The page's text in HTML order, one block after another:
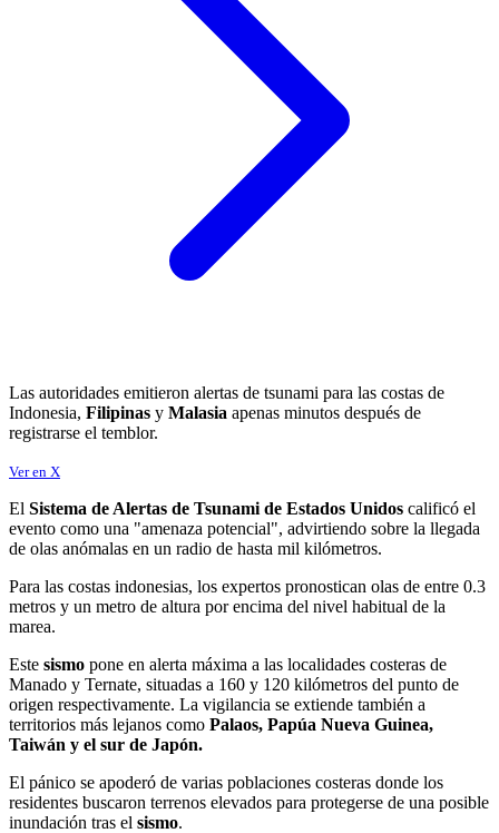
Las autoridades emitieron alertas de tsunami para las costas de
Indonesia, Filipinas y Malasia apenas minutos después de
registrarse el temblor.
Ver en X
El Sistema de Alertas de Tsunami de Estados Unidos calificó el
evento como una "amenaza potencial", advirtiendo sobre la llegada
de olas anómalas en un radio de hasta mil kilómetros.
Para las costas indonesias, los expertos pronostican olas de entre 0.3
metros y un metro de altura por encima del nivel habitual de la
marea.
Este sismo pone en alerta máxima a las localidades costeras de
Manado y Ternate, situadas a 160 y 120 kilómetros del punto de
origen respectivamente. La vigilancia se extiende también a
territorios más lejanos como Palaos, Papúa Nueva Guinea,
Taiwán y el sur de Japón.
El pánico se apoderó de varias poblaciones costeras donde los
residentes buscaron terrenos elevados para protegerse de una posible
inundación tras el sismo.